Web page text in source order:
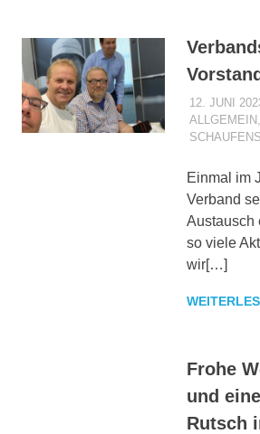
Vorstand
12. JUNI
ALLGEMEIN,
Einmal im
Verband
Austausch
so viele
wir[…]
Frohe
und
Rutsch